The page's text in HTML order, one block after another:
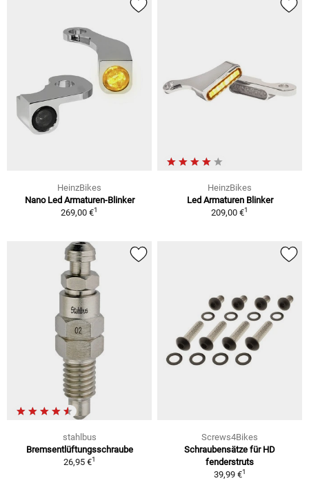
HeinzBikes
Nano Led Armaturen-Blinker
269,00 €1
HeinzBikes
Led Armaturen Blinker
209,00 €1
stahlbus
Bremsentlüftungsschraube
26,95 €1
Screws4Bikes
Schraubensätze für HD
fenderstruts
39,99 €1